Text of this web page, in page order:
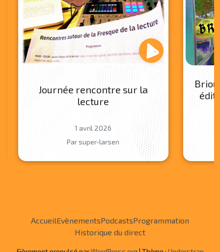
Journée rencontre sur la
lecture
1 avril 2026
Par super-larsen
AccueilEvènementsPodcastsProgrammation
Historique du direct